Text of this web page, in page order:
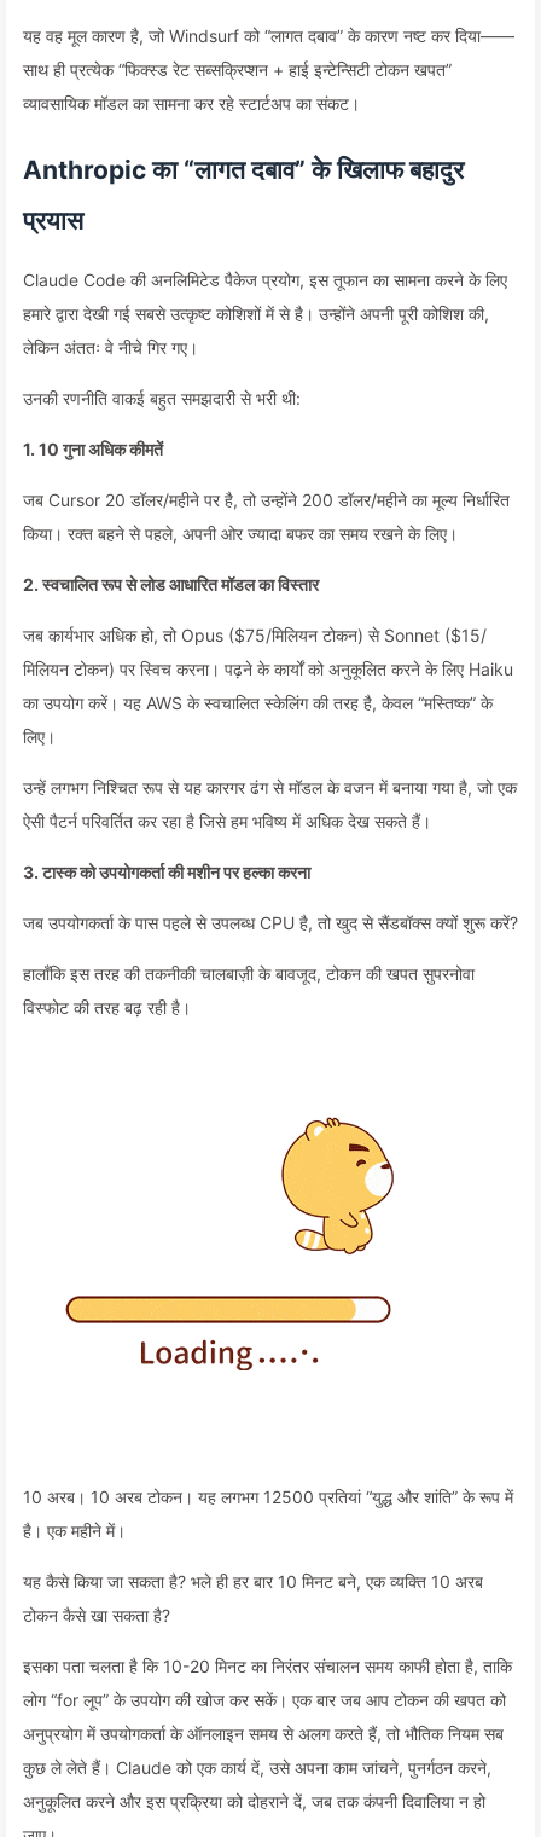
यह वह मूल कारण है, जो Windsurf को “लागत दबाव” के कारण नष्ट कर दिया——
साथ ही प्रत्येक “फिक्स्ड रेट सब्सक्रिप्शन + हाई इन्टेन्सिटी टोकन खपत”
व्यावसायिक मॉडल का सामना कर रहे स्टार्टअप का संकट।
Anthropic का “लागत दबाव” के खिलाफ बहादुर
प्रयास
Claude Code की अनलिमिटेड पैकेज प्रयोग, इस तूफान का सामना करने के लिए
हमारे द्वारा देखी गई सबसे उत्कृष्ट कोशिशों में से है। उन्होंने अपनी पूरी कोशिश की,
लेकिन अंततः वे नीचे गिर गए।
उनकी रणनीति वाकई बहुत समझदारी से भरी थी:
1. 10 गुना अधिक कीमतें
जब Cursor 20 डॉलर/महीने पर है, तो उन्होंने 200 डॉलर/महीने का मूल्य निर्धारित
किया। रक्त बहने से पहले, अपनी ओर ज्यादा बफर का समय रखने के लिए।
2. स्वचालित रूप से लोड आधारित मॉडल का विस्तार
जब कार्यभार अधिक हो, तो Opus ($75/मिलियन टोकन) से Sonnet ($15/
मिलियन टोकन) पर स्विच करना। पढ़ने के कार्यों को अनुकूलित करने के लिए Haiku
का उपयोग करें। यह AWS के स्वचालित स्केलिंग की तरह है, केवल “मस्तिष्क” के
लिए।
उन्हें लगभग निश्चित रूप से यह कारगर ढंग से मॉडल के वजन में बनाया गया है, जो एक
ऐसी पैटर्न परिवर्तित कर रहा है जिसे हम भविष्य में अधिक देख सकते हैं।
3. टास्क को उपयोगकर्ता की मशीन पर हल्का करना
जब उपयोगकर्ता के पास पहले से उपलब्ध CPU है, तो खुद से सैंडबॉक्स क्यों शुरू करें?
हालाँकि इस तरह की तकनीकी चालबाज़ी के बावजूद, टोकन की खपत सुपरनोवा
विस्फोट की तरह बढ़ रही है।
10 अरब। 10 अरब टोकन। यह लगभग 12500 प्रतियां “युद्ध और शांति” के रूप में
है। एक महीने में।
यह कैसे किया जा सकता है? भले ही हर बार 10 मिनट बने, एक व्यक्ति 10 अरब
टोकन कैसे खा सकता है?
इसका पता चलता है कि 10-20 मिनट का निरंतर संचालन समय काफी होता है, ताकि
लोग “for लूप” के उपयोग की खोज कर सकें। एक बार जब आप टोकन की खपत को
अनुप्रयोग में उपयोगकर्ता के ऑनलाइन समय से अलग करते हैं, तो भौतिक नियम सब
कुछ ले लेते हैं। Claude को एक कार्य दें, उसे अपना काम जांचने, पुनर्गठन करने,
अनुकूलित करने और इस प्रक्रिया को दोहराने दें, जब तक कंपनी दिवालिया न हो